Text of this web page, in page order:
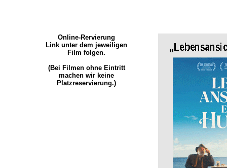
Online-Rervierung
Link unter dem jeweiligen
Film folgen.
(Bei Filmen ohne Eintritt
machen wir keine
Platzreservierung.)